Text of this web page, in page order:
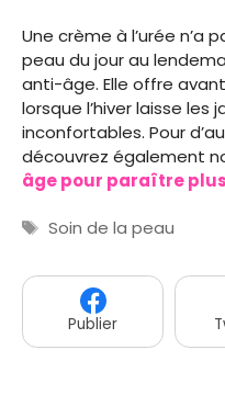
Une crème à l’urée n’a
peau du jour au
anti-âge. Elle offre
lorsque l’hiver laisse les
inconfortables. Pour
découvrez également
âge pour paraître
Étiquettes
Soin de la peau
Publier